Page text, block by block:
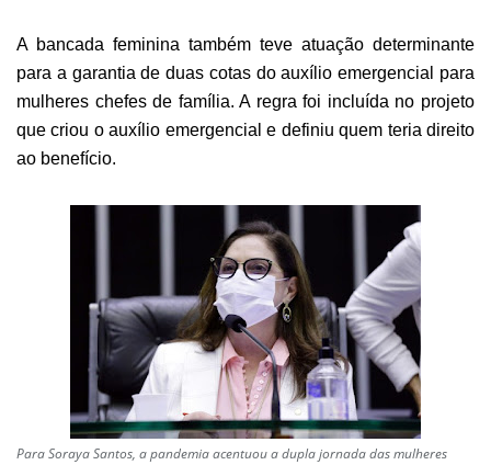
A bancada feminina também teve atuação determinante
para a garantia de duas cotas do auxílio emergencial para
mulheres chefes de família. A regra foi incluída no projeto
que criou o auxílio emergencial e definiu quem teria direito
ao benefício.
Para Soraya Santos, a pandemia acentuou a dupla jornada das mulheres